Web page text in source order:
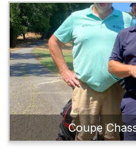
Coupe